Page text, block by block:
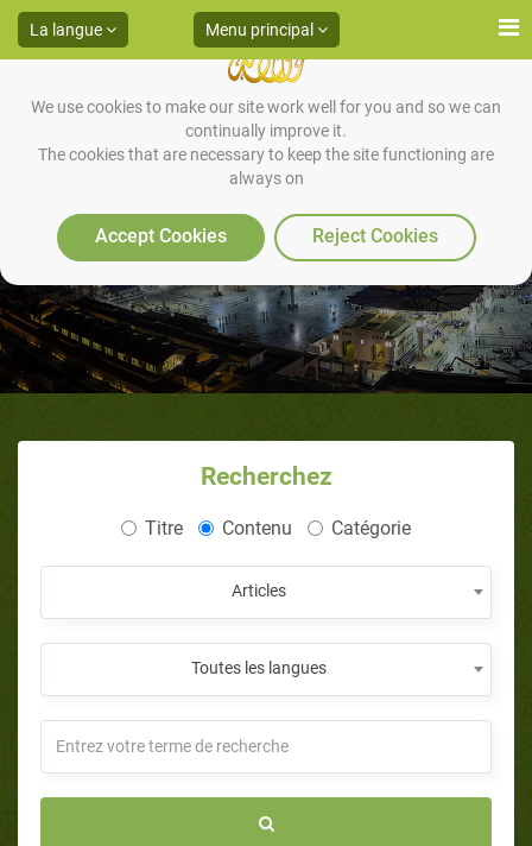
We use cookies to make our site work well for you and so we can
continually improve it.
The cookies that are necessary to keep the site functioning are
always on
Accept Cookies Reject Cookies
La langue Menu principal
Introduction
Recherchez
Titre Contenu Catégorie
Articles
Toutes les langues